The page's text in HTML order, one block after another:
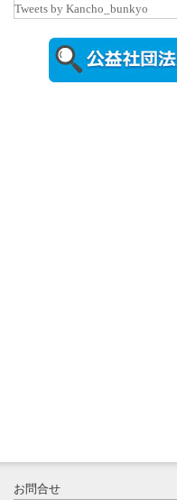
Tweets by Kancho_bunkyo
お問合せ